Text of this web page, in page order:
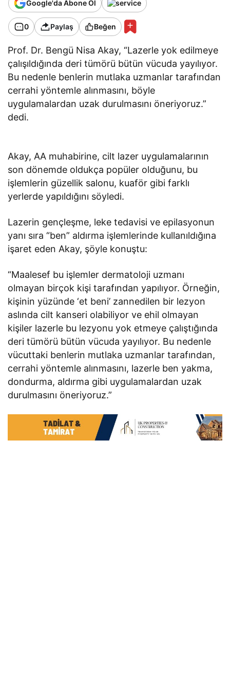
Google'da Abone Ol
0 Paylaş Beğen
Prof. Dr. Bengü Nisa Akay, “Lazerle yok edilmeye
çalışıldığında deri tümörü bütün vücuda yayılıyor.
Bu nedenle benlerin mutlaka uzmanlar tarafından
cerrahi yöntemle alınmasını, böyle
uygulamalardan uzak durulmasını öneriyoruz.”
dedi.
Akay, AA muhabirine, cilt lazer uygulamalarının
son dönemde oldukça popüler olduğunu, bu
işlemlerin güzellik salonu, kuaför gibi farklı
yerlerde yapıldığını söyledi.
Lazerin gençleşme, leke tedavisi ve epilasyonun
yanı sıra “ben” aldırma işlemlerinde kullanıldığına
işaret eden Akay, şöyle konuştu:
“Maalesef bu işlemler dermatoloji uzmanı
olmayan birçok kişi tarafından yapılıyor. Örneğin,
kişinin yüzünde ‘et beni’ zannedilen bir lezyon
aslında cilt kanseri olabiliyor ve ehil olmayan
kişiler lazerle bu lezyonu yok etmeye çalıştığında
deri tümörü bütün vücuda yayılıyor. Bu nedenle
vücuttaki benlerin mutlaka uzmanlar tarafından,
cerrahi yöntemle alınmasını, lazerle ben yakma,
dondurma, aldırma gibi uygulamalardan uzak
durulmasını öneriyoruz.”